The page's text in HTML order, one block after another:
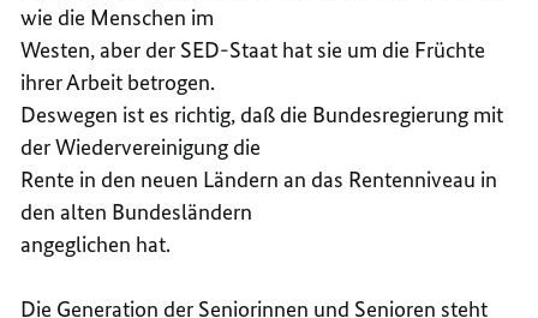
wie die Menschen im
Westen, aber der SED-Staat hat sie um die Früchte
ihrer Arbeit betrogen.
Deswegen ist es richtig, daß die Bundesregierung mit
der Wiedervereinigung die
Rente in den neuen Ländern an das Rentenniveau in
den alten Bundesländern
angeglichen hat.
Die Generation der Seniorinnen und Senioren steht